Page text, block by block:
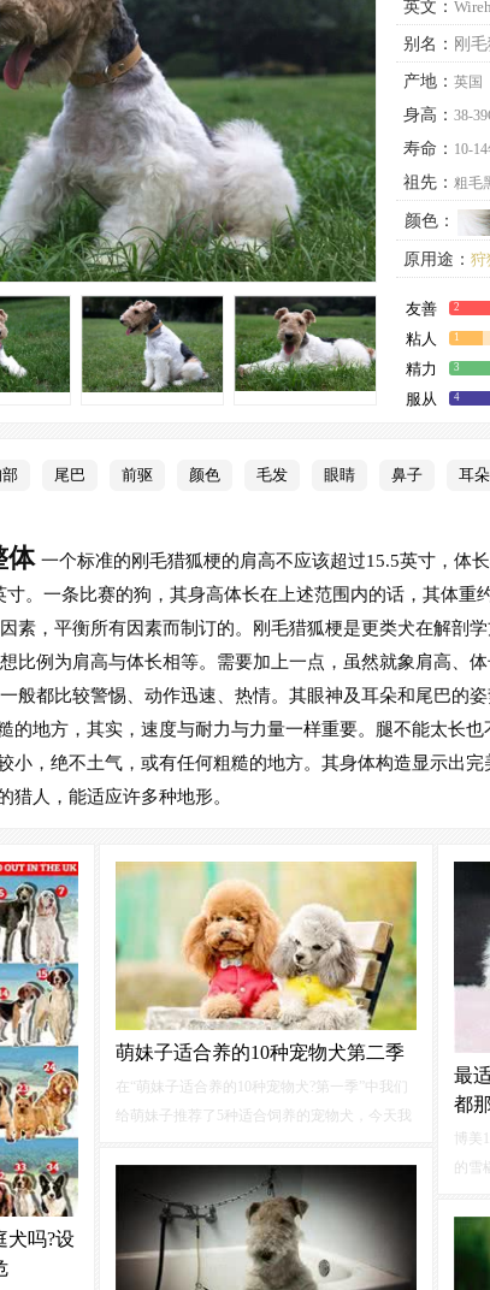
英文：
别名： 刚
产地： 英国
身高： 38-
寿命： 10-
祖先： 粗毛
颜色：
原用途： 狩
现用途：家
友善 2
粘人 1
精力 3
服从 4
部 尾巴 前驱 颜色 毛发 眼睛 鼻子 耳朵
体 一个标准的刚毛猎狐梗的肩高不应该超过15.5英寸，体
寸。一条比赛的狗，其身高体长在上述范围内的话，其体
素，平衡所有因素而制订的。刚毛猎狐梗是更类犬在解剖
比例为肩高与体长相等。需要加上一点，虽然就象肩高、
般都比较警惕、动作迅速、热情。其眼神及耳朵和尾巴的
的地方，其实，速度与耐力与力量一样重要。腿不能太长
小，绝不土气，或有任何粗糙的地方。其身体构造显示出
猎人，能适应许多种地形。
犬吗?设
萌妹子适合养的10种宠物犬第二季
在“萌妹子适合养的10种宠物犬?第一季”中我们
给萌妹子推荐了5种适合饲养的宠物犬，今天我
的犬种，我相信一定有一款适合您。好啦，闲
言少叙吧，走着！萌妹子适合养的宠物犬之贵
宾犬（贵妇犬）推荐理由...
最
都
博
的雪
因
脾